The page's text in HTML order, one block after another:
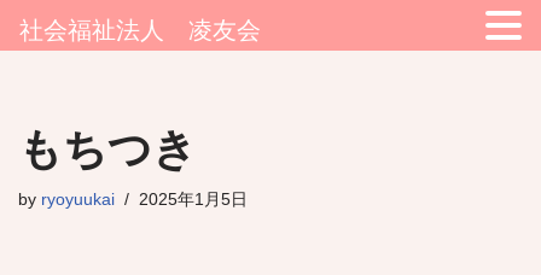
ン
テ
ン
もちつき
by ryoyuukai 2025年1月5日
社会福祉法人 凌友会